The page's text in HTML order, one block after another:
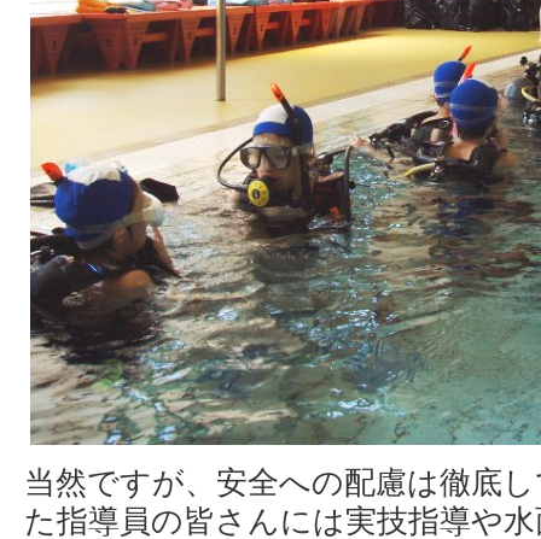
当然ですが、安全への配慮は徹底
た指導員の皆さんには実技指導や